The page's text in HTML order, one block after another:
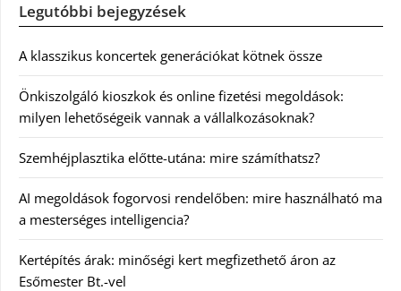
Legutóbbi bejegyzések
A klasszikus koncertek generációkat kötnek össze
Önkiszolgáló kioszkok és online fizetési megoldások:
milyen lehetőségeik vannak a vállalkozásoknak?
Szemhéjplasztika előtte-utána: mire számíthatsz?
AI megoldások fogorvosi rendelőben: mire használható ma
a mesterséges intelligencia?
Kertépítés árak: minőségi kert megfizethető áron az
Esőmester Bt.-vel